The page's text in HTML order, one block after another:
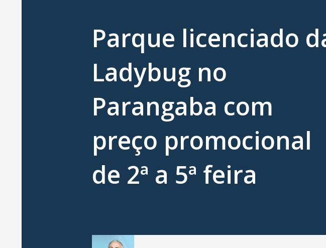
Parque licenciado
Ladybug no
Parangaba com
preço promocional
de 2ª a 5ª feira